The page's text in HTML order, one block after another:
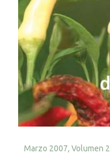
Marzo 2007, Volumen